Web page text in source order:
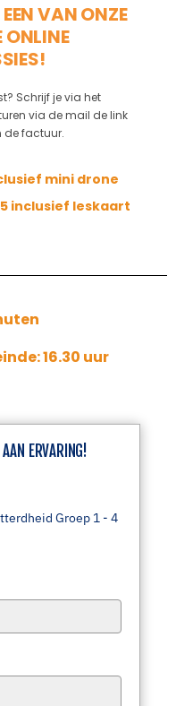
VAN ONZE
ONLINE
Schrijf je via het
via de mail de link
de factuur.
mini drone
inclusief leskaart
16.30 uur
ERVARING!
Groep 1 - 4